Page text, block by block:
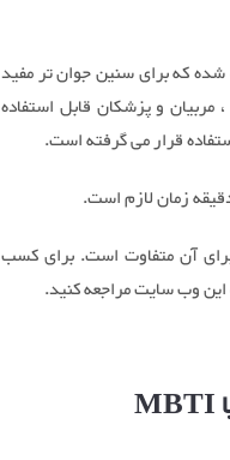
که برای سنین جوان تر مفید
و پزشکان قابل استفاده
قرار می گرفته است.
آن متفاوت است. برای کسب
این وب سایت مراجعه کنید.